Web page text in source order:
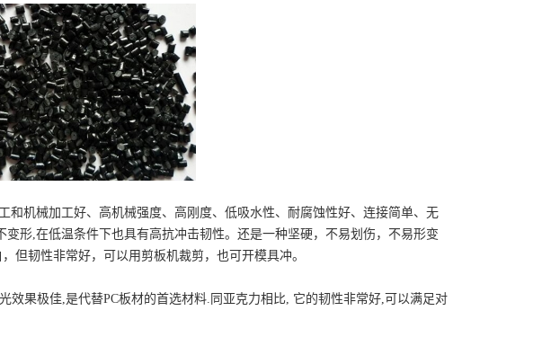
机械加工好、高机械强度、高刚度、低吸水性、耐腐蚀性好、连接简单、无
形,在低温条件下也具有高抗冲击韧性。还是一种坚硬，不易划伤，不易形变
但韧性非常好，可以用剪板机裁剪，也可开模具冲。
效果极佳,是代替PC板材的首选材料.同亚克力相比, 它的韧性非常好,可以满足对